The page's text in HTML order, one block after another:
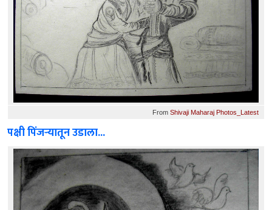
From Shivaji Maharaj Photos_Latest
पक्षी पिंजर्‍यातून उडाला...